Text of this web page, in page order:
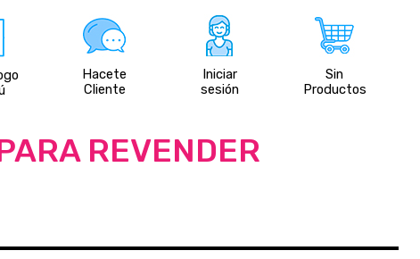
Hacete
Cliente
Iniciar
sesión
Sin
Productos
REVENDER